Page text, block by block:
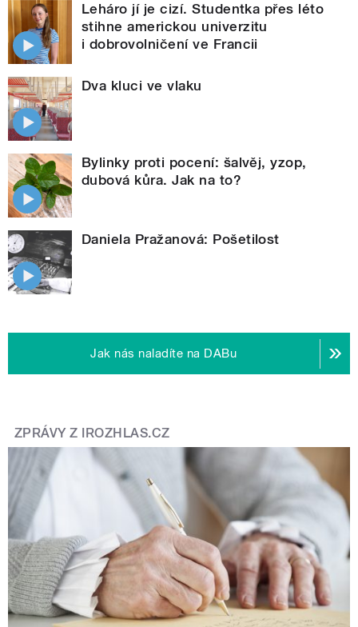
Leháro jí je cizí. Studentka přes léto
stihne americkou univerzitu
i dobrovolničení ve Francii
Dva kluci ve vlaku
Bylinky proti pocení: šalvěj, yzop,
dubová kůra. Jak na to?
Daniela Pražanová: Pošetilost
Jak nás naladíte na DABu
ZPRÁVY Z IROZHLAS.CZ